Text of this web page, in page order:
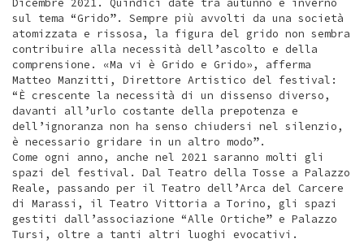
Dicembre 2021. Quindici date tra autunno e inverno
sul tema “Grido”. Sempre più avvolti da una società
atomizzata e rissosa, la figura del grido non sembra
contribuire alla necessità dell’ascolto e della
comprensione. «Ma vi è Grido e Grido», afferma
Matteo Manzitti, Direttore Artistico del festival:
“È crescente la necessità di un dissenso diverso,
davanti all’urlo costante della prepotenza e
dell’ignoranza non ha senso chiudersi nel silenzio,
è necessario gridare in un altro modo”.
Come ogni anno, anche nel 2021 saranno molti gli
spazi del festival. Dal Teatro della Tosse a Palazzo
Reale, passando per il Teatro dell’Arca del Carcere
di Marassi, il Teatro Vittoria a Torino, gli spazi
gestiti dall’associazione “Alle Ortiche” e Palazzo
Tursi, oltre a tanti altri luoghi evocativi.